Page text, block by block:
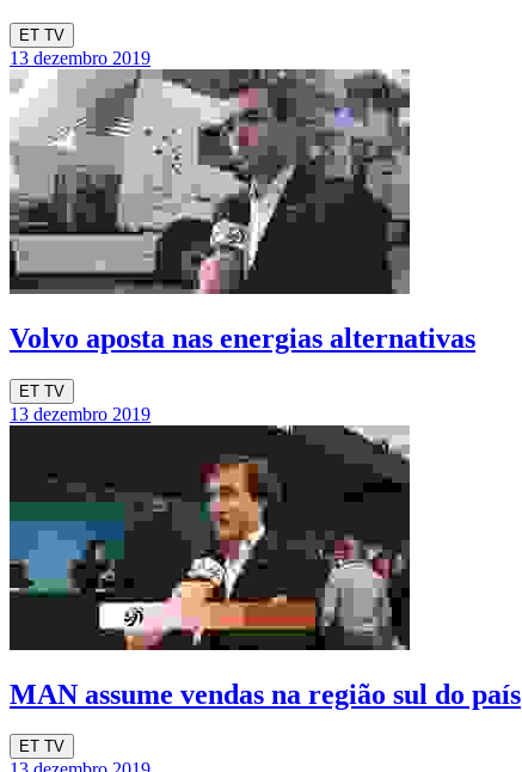
ET TV
13 dezembro 2019
Volvo aposta nas energias alternativas
ET TV
13 dezembro 2019
MAN assume vendas na região sul do país
ET TV